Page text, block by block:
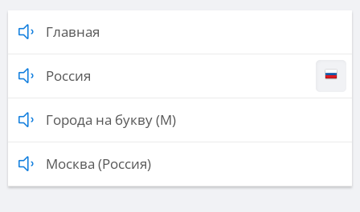
Главная
Россия
Города на букву (М)
Москва (Россия)